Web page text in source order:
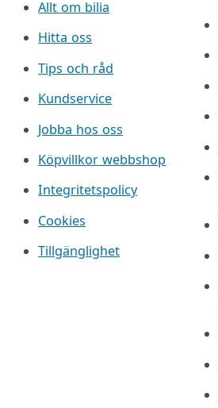
Allt om bilia
Hitta oss
Tips och råd
Kundservice
Jobba hos oss
Köpvillkor webbshop
Integritetspolicy
Cookies
Tillgänglighet